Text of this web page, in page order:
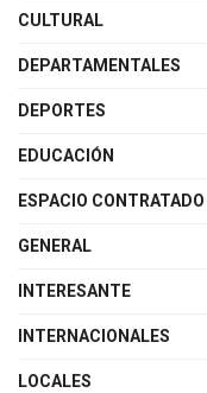
CULTURAL
DEPARTAMENTALES
DEPORTES
EDUCACIÓN
ESPACIO CONTRATADO
GENERAL
INTERESANTE
INTERNACIONALES
LOCALES